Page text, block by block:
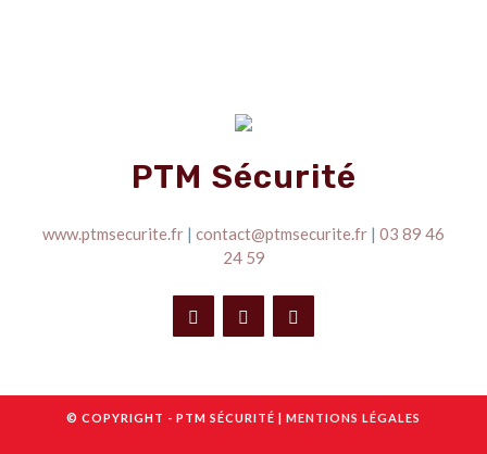
PTM Sécurité
www.ptmsecurite.fr | contact@ptmsecurite.fr | 03 89 46
24 59
© COPYRIGHT - PTM SÉCURITÉ | MENTIONS LÉGALES